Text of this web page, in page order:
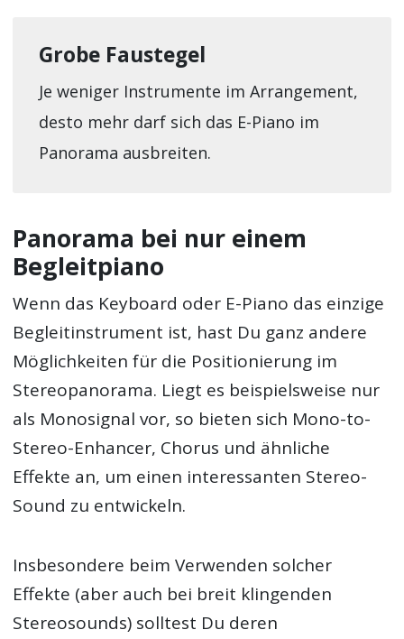
Grobe Faustegel
Je weniger Instrumente im Arrangement,
desto mehr darf sich das E-Piano im
Panorama ausbreiten.
Panorama bei nur einem
Begleitpiano
Wenn das Keyboard oder E-Piano das einzige
Begleitinstrument ist, hast Du ganz andere
Möglichkeiten für die Positionierung im
Stereopanorama. Liegt es beispielsweise nur
als Monosignal vor, so bieten sich Mono-to-
Stereo-Enhancer, Chorus und ähnliche
Effekte an, um einen interessanten Stereo-
Sound zu entwickeln.
Insbesondere beim Verwenden solcher
Effekte (aber auch bei breit klingenden
Stereosounds) solltest Du deren